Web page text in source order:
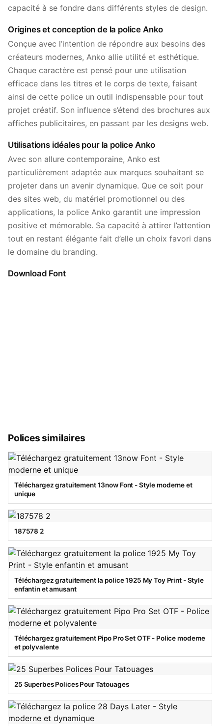
capacité à se fondre dans différents styles de design.
Origines et conception de la police Anko
Conçue avec l’intention de répondre aux besoins des
créateurs modernes, Anko allie utilité et esthétique.
Chaque caractère est pensé pour une utilisation
efficace dans les titres et le corps de texte, faisant
ainsi de cette police un outil indispensable pour tout
projet créatif. Son influence s’étend des brochures aux
affiches publicitaires, en passant par les designs web.
Utilisations idéales pour la police Anko
Avec son allure contemporaine, Anko est
particulièrement adaptée aux marques souhaitant se
projeter dans un avenir dynamique. Que ce soit pour
des sites web, du matériel promotionnel ou des
applications, la police Anko garantit une impression
positive et mémorable. Sa capacité à attirer l’attention
tout en restant élégante fait d’elle un choix favori dans
le domaine du branding.
Download Font
Polices similaires
Téléchargez gratuitement 13now Font - Style moderne et
unique
187578 2
Téléchargez gratuitement la police 1925 My Toy Print - Style
enfantin et amusant
Téléchargez gratuitement Pipo Pro Set OTF - Police moderne
et polyvalente
25 Superbes Polices Pour Tatouages